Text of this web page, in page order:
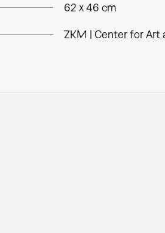
62 x 46 cm
ZKM | Center for Art